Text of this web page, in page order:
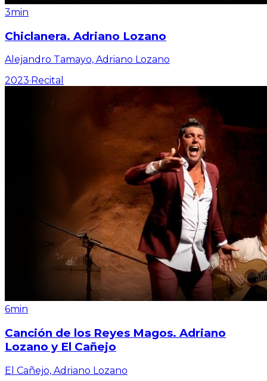
3min
Chiclanera. Adriano Lozano
Alejandro Tamayo, Adriano Lozano
2023· Recital
6min
Canción de los Reyes Magos. Adriano
Lozano y El Cañejo
El Cañejo, Adriano Lozano